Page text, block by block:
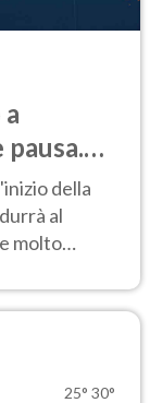
della
al
molto
25° 30°